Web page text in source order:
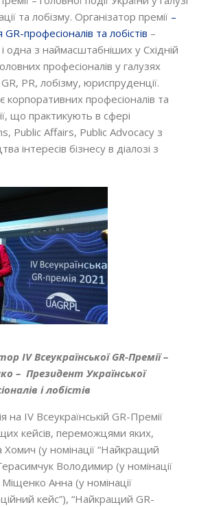
та лобізму. Організатор премії –
GR-професіоналів та лобістів –
одна з наймасштабніших у Східній
професіоналів у галузях
GR, PR, лобізму, юриспруденції.
корпоративних професіоналів та
що практикують в сфері
Public Affairs, Public Advocacy з
інтересів бізнесу в діалозі з
IV Всеукраїнської GR-Премії –
– Президент Української
і лобістів
на IV Всеукраїнській GR-Премії
кейсів, переможцями яких,
Хомич (у номінації “Найкращий
Володимир (у номінації
Анна (у номінації
кейс”), “Найкращий GR-